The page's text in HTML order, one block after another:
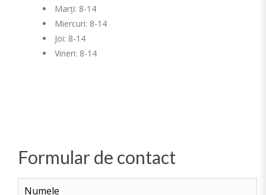
Marți: 8-14
Miercuri: 8-14
Joi: 8-14
Vineri: 8-14
Formular de contact